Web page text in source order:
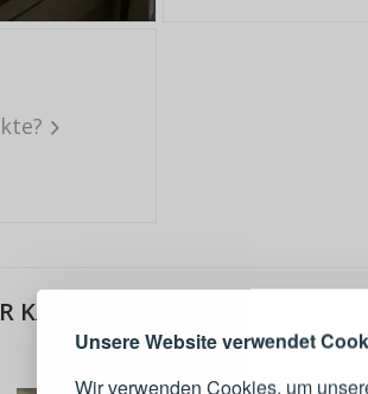
Unsere Website verwendet
Wir verwenden Cookies, um
KATEGORIE